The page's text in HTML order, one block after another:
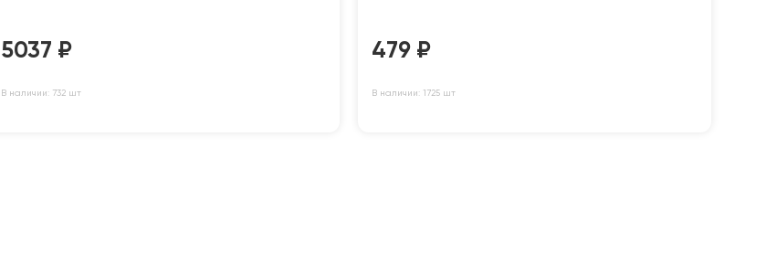
5037 ₽
В наличии: 732 шт
479 ₽
В наличии: 1725 шт